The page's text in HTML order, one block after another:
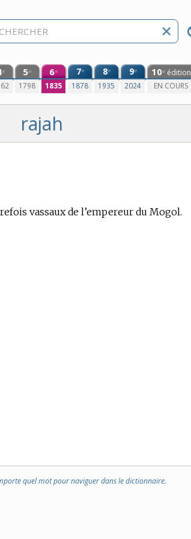
e 5e
1798
6e
1835
7e
1878
8e
1935
9e
2024
10e édition
EN COURS
rajah
vassaux de l’empereur du Mogol.
quel mot pour naviguer dans le dictionnaire.